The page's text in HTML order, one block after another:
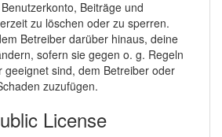
Beiträge und
zu löschen oder zu sperren.
Betreiber darüber hinaus, deine
sofern sie gegen o. g. Regeln
geeignet sind, dem Betreiber oder
zuzufügen.
License